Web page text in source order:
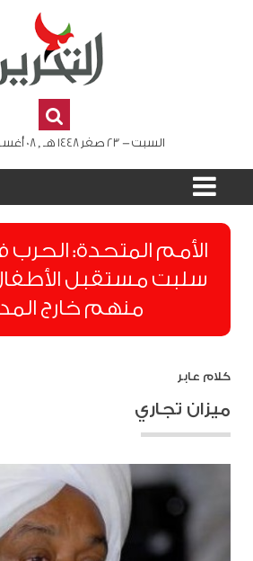
السبت - 23 صفر 1448 هـ , 08 أغسطس 2026 م
الأمم المتحدة:
منهم خارج
كلام عابر
ميزان تجاري